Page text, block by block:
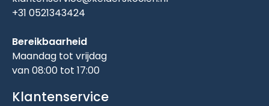
+31 0521343424
Bereikbaarheid
Maandag tot vrijdag
van 08:00 tot 17:00
Klantenservice